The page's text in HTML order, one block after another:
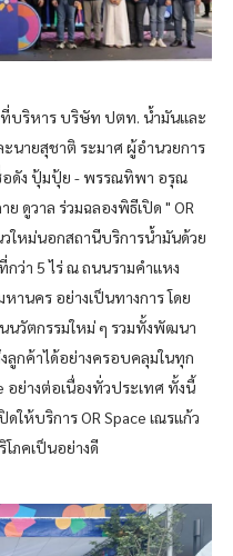
บริหาร บริษัท ปตท. น้ำมันและ
นายสุชาติ ระมาศ ผู้อำนวยการ
อดัง ปุ้มปุ้ย - พรรณทิพา อรุณ
ดูวาล ร่วมฉลองพิธีเปิด " OR
ใหม่นอกสถานีบริการน้ำมันด้วย
ว่า 5 ไร่ ณ ถนนรามคำแหง
านคร อย่างเป็นทางการ โดย
นวัตกรรมใหม่ ๆ รวมทั้งพัฒนา
ลูกค้าได้อย่างครอบคลุมในทุก
อย่างต่อเนื่องทั่วประเทศ ทั้งนี้
ให้บริการ OR Space เณรแก้ว
ภคเป็นอย่างดี